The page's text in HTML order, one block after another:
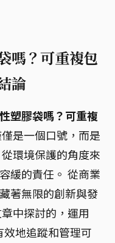
嗎？可重複包
論
塑膠袋嗎？可重複
是一個口號，而是
環境保護的角度來
緩的責任。 從商業
著無限的創新與發
中探討的，運用
地追蹤和管理可